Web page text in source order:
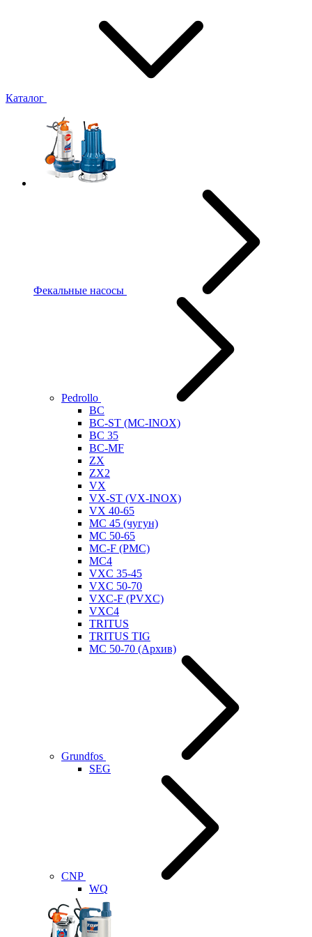
Каталог
Фекальные насосы
Pedrollo
BC
BC-ST (MC-INOX)
BC 35
BC-MF
ZX
ZX2
VX
VX-ST (VX-INOX)
VX 40-65
MC 45 (чугун)
MC 50-65
MC-F (PMC)
MC4
VXC 35-45
VXC 50-70
VXC-F (PVXC)
VXC4
TRITUS
TRITUS TIG
MC 50-70 (Архив)
Grundfos
SEG
CNP
WQ